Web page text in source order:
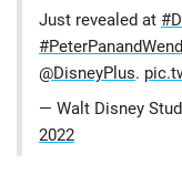
Just revealed at
@DisneyPlus.
— Walt Disney
2022